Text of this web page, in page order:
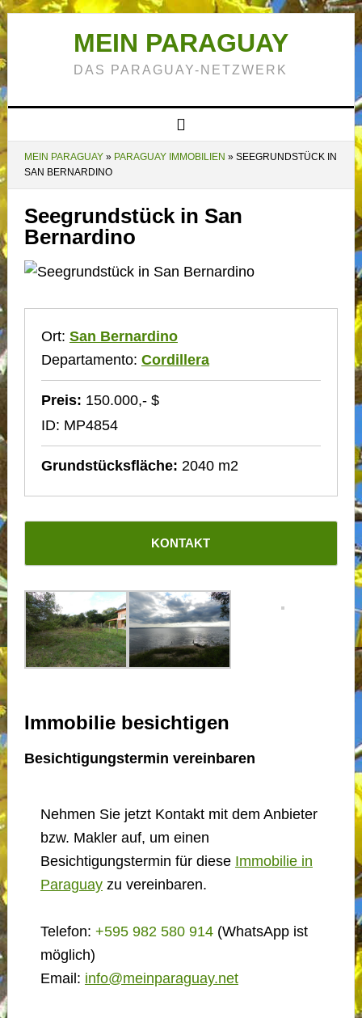
MEIN PARAGUAY
DAS PARAGUAY-NETZWERK
MEIN PARAGUAY» PARAGUAY IMMOBILIEN » SEEGRUNDSTÜCK IN
SAN BERNARDINO
Seegrundstück in San
Bernardino
Ort: San Bernardino
Departamento: Cordillera
Preis: 150.000,- $
ID: MP4854
Grundstücksfläche: 2040 m2
KONTAKT
Immobilie besichtigen
Besichtigungstermin vereinbaren
Nehmen Sie jetzt Kontakt mit dem Anbieter
bzw. Makler auf, um einen
Besichtigungstermin für diese Immobilie in
Paraguayzu vereinbaren.
Telefon: +595 982 580 914(WhatsApp ist
möglich)
Email: info@meinparaguay.net